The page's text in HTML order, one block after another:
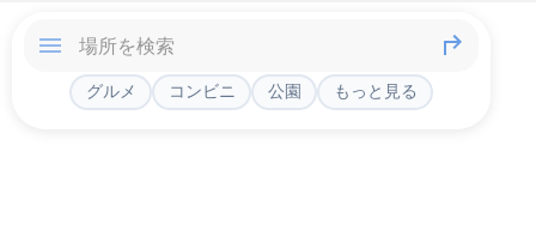
グルメ コンビニ 公園 もっと見る